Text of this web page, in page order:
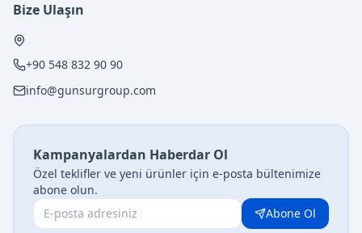
Bize Ulaşın
+90 548 832 90 90
info@gunsurgroup.com
Kampanyalardan Haberdar Ol
Özel teklifler ve yeni ürünler için e-posta bültenimize
abone olun.
Abone Ol